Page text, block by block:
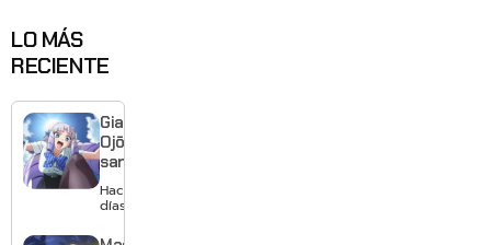
LO MÁS
RECIENTE
Giant
Ojō-
sama
revela
visual y
estreno
Hace 2
días